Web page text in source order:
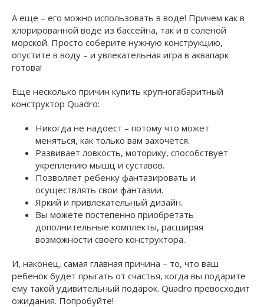
А еще – его можно использовать в воде! Причем как в
хлорированной воде из бассейна, так и в соленой
морской. Просто соберите нужную конструкцию,
опустите в воду – и увлекательная игра в аквапарк
готова!
Еще несколько причин купить крупногабаритный
конструктор Quadro:
Никогда не надоест – потому что может
меняться, как только вам захочется.
Развивает ловкость, моторику, способствует
укреплению мышц и суставов.
Позволяет ребенку фантазировать и
осуществлять свои фантазии.
Яркий и привлекательный дизайн.
Вы можете постепенно приобретать
дополнительные комплекты, расширяя
возможности своего конструктора.
И, наконец, самая главная причина – то, что ваш
ребенок будет прыгать от счастья, когда вы подарите
ему такой удивительный подарок. Quadro превосходит
ожидания. Попробуйте!